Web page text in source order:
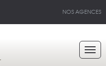
NOS AGENCES